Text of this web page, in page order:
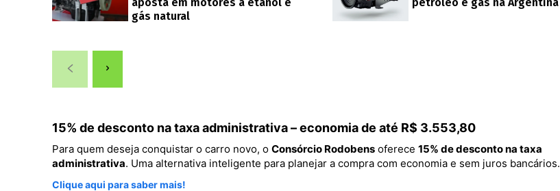
gás natural
15% de desconto na taxa administrativa – economia de até R$ 3.553,80
Para quem deseja conquistar o carro novo, o Consórcio Rodobens oferece 15% de desconto na taxa
administrativa. Uma alternativa inteligente para planejar a compra com economia e sem juros bancários.
Clique aqui para saber mais!